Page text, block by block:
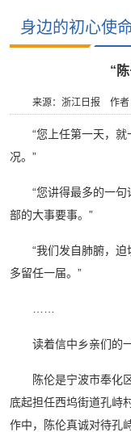
身边的初心使
“
来源：浙江日报 作
“您上任第一天，
况。”
“您讲得最多的一
部的大事要事。”
“我们发自肺腑，
多留任一届。”
读着信中乡亲们的
陈伦是宁波市奉化
底起担任西坞街道孔峙
作中，陈伦真诚对待孔